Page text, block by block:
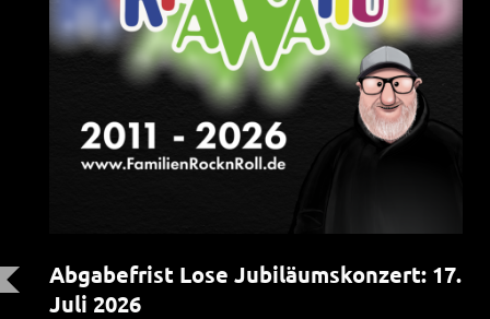
Abgabefrist Lose Jubiläumskonzert: 17.
Juli 2026